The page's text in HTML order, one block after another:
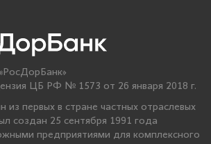
ЦБ РФ № 1573 от 26 января 2018 г.
из первых в стране частных отраслевых
создан 25 сентября 1991 года
предприятиями для комплексного